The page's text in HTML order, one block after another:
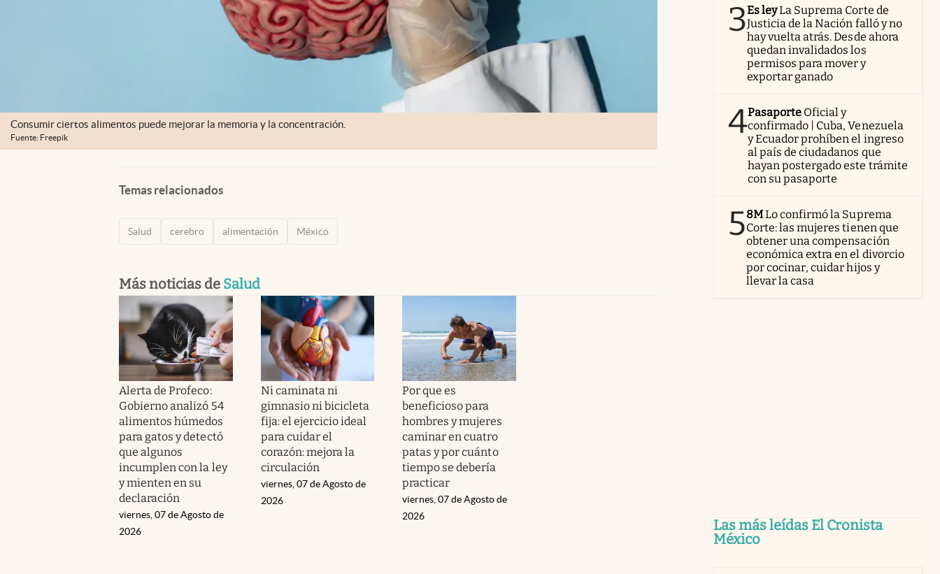
Consumir ciertos alimentos puede mejorar la memoria y la concentración.
Fuente: Freepik
Temas relacionados
Salud cerebro alimentación México
Más noticias de Salud
Alerta de Profeco:
Gobierno analizó 54
alimentos húmedos
para gatos y detectó
que algunos
incumplen con la ley
y mienten en su
declaración
viernes, 07 de Agosto de
2026
Ni caminata ni
gimnasio ni bicicleta
fija: el ejercicio ideal
para cuidar el
corazón: mejora la
circulación
viernes, 07 de Agosto de
2026
Por que es
beneficioso para
hombres y mujeres
caminar en cuatro
patas y por cuánto
tiempo se debería
practicar
viernes, 07 de Agosto de
2026
3Es leyLa Suprema Corte de
Justicia de la Nación falló y no
hay vuelta atrás. Desde ahora
quedan invalidados los
permisos para mover y
exportar ganado
4Pasaporte Oficial y
confirmado | Cuba, Venezuela
y Ecuador prohíben el ingreso
al país de ciudadanos que
hayan postergado este trámite
con su pasaporte
58MLo confirmó la Suprema
Corte: las mujeres tienen que
obtener una compensación
económica extra en el divorcio
por cocinar, cuidar hijos y
llevar la casa
Las más leídas El Cronista
México